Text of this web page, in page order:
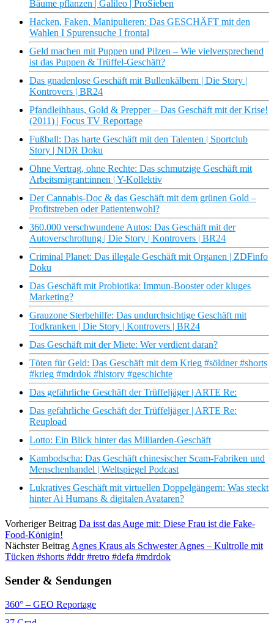
Bäume pflanzen | Galileo | ProSieben
Hacken, Faken, Manipulieren: Das GESCHÄFT mit den
Wahlen I Spurensuche I frontal
Geld machen mit Puppen und Pilzen – Wie vielversprechend
ist das Puppen & Trüffel-Geschäft?
Das gnadenlose Geschäft mit Bullenkälbern | Die Story |
Kontrovers | BR24
Pfandleihhaus, Gold & Prepper – Das Geschäft mit der Krise!
(2011) | Focus TV Reportage
Fußball: Das harte Geschäft mit den Talenten | Sportclub
Story | NDR Doku
Ohne Vertrag, ohne Rechte: Das schmutzige Geschäft mit
Arbeitsmigrant:innen | Y-Kollektiv
Der Cannabis-Doc & das Geschäft mit dem grünen Gold –
Profitstreben oder Patientenwohl?
360.000 verschwundene Autos: Das Geschäft mit der
Autoverschrottung | Die Story | Kontrovers | BR24
Criminal Planet: Das illegale Geschäft mit Organen | ZDFinfo
Doku
Das Geschäft mit Probiotika: Immun-Booster oder kluges
Marketing?
Grauzone Sterbehilfe: Das undurchsichtige Geschäft mit
Todkranken | Die Story | Kontrovers | BR24
Das Geschäft mit der Miete: Wer verdient daran?
Töten für Geld: Das Geschäft mit dem Krieg #söldner #shorts
#krieg #mdrdok #history #geschichte
Das gefährliche Geschäft der Trüffeljäger | ARTE Re:
Das gefährliche Geschäft der Trüffeljäger | ARTE Re:
Reupload
Lotto: Ein Blick hinter das Milliarden-Geschäft
Kambodscha: Das Geschäft chinesischer Scam-Fabriken und
Menschenhandel | Weltspiegel Podcast
Lukratives Geschäft mit virtuellen Doppelgängern: Was steckt
hinter Ai Humans & digitalen Avataren?
Vorheriger Beitrag Da isst das Auge mit: Diese Frau ist die Fake-
Food-Königin!
Nächster Beitrag Agnes Kraus als Schwester Agnes – Kultrolle mit
Tücken #shorts #ddr #retro #defa #mdrdok
Sender & Sendungen
360° – GEO Reportage